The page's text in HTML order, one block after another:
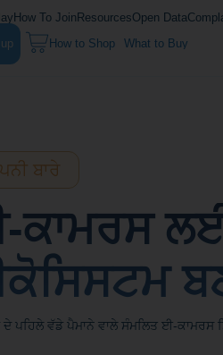
How To Join ResourcesOpen Data
How to Shop What to Buy
ਬਾਰੇ
ਕਾਮਰਸ
ਪਹਿਲੇ ਵੱਡੇ ਪੈਮਾਨੇ ਵਾਲੇ ਸੰਮਲਿਤ ਈ-ਕਾਮਰਸ